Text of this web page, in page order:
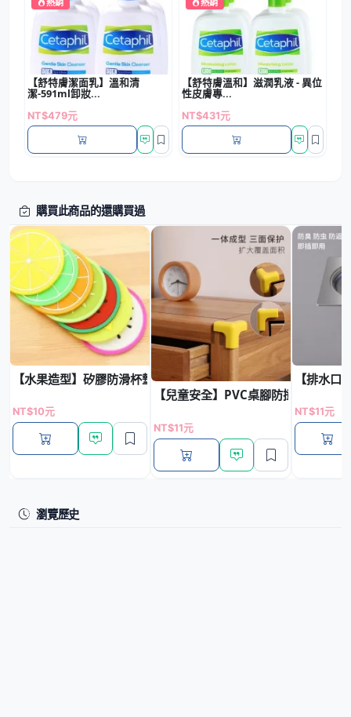
【舒特膚潔面乳】溫和清
潔-591ml卸妝...
NT$479元
【舒特膚溫和】滋潤乳液 - 異位
性皮膚專...
NT$431元
購買此商品的還購買過
【水果造型】矽膠防滑杯墊 - 繽紛創意餐桌墊
NT$10元
【兒童安全】PVC桌腳防撞墊-家具防
NT$11元
【排水
NT$11元
瀏覽歷史